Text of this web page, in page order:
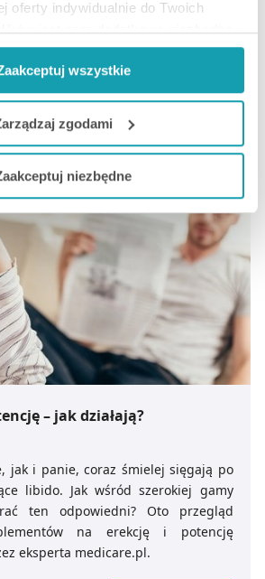
oferty indywidualnie do Twoich
jest nam dodatkowo niezbędna
Portalu oraz jego
zależności od funkcji, dane o tym jak
witryny będą również przekazywane
marketingowych i analitycznych.
swoją zgodę i wybrać tylko
funkcje, z którymi wiąże się
aktywności dokonaj
Ciebie wyborów i kliknij „
Zarządzaj
„ Zaakceptuj niezbędne
że nie wyrażasz zgody na
danych, które nie są niezbędne
Strony. Będzie się to jednak wiązało
wszystkich funkcjonalności
wszystkie
zgodami
niezbędne
nawet 40% kobiet w Polsce i
mężczyzn. Jakie są tego przyczyny?
mogą w tym pomóc?
CZYTAJ DALEJ
– jak działają?
jak i panie, coraz śmielej sięgają po
libido. Jak wśród szerokiej gamy
ten odpowiedni? Oto przegląd
na erekcję i potencję
eksperta medicare.pl.